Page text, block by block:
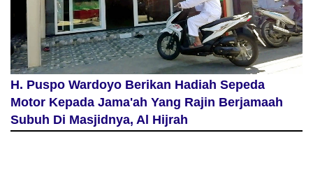
H. Puspo Wardoyo Berikan Hadiah Sepeda
Motor Kepada Jama'ah Yang Rajin Berjamaah
Subuh Di Masjidnya, Al Hijrah